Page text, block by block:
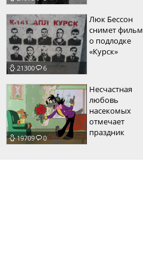
21300 6
Люк Бессон
снимет фильм
о подлодке
«Курск»
19709 0
Несчастная
любовь
насекомых
отмечает
праздник